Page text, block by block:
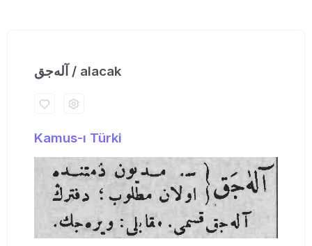
آله‌جق / alacak
Kamus-ı Türki